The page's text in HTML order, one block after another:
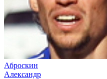
Аброскин
Александр